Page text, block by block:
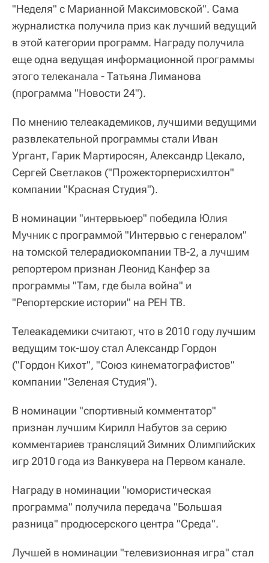
"Неделя" с Марианной Максимовской". Сама
журналистка получила приз как лучший ведущий
в этой категории программ. Награду получила
еще одна ведущая информационной программы
этого телеканала - Татьяна Лиманова
(программа "Новости 24").
По мнению телеакадемиков, лучшими ведущими
развлекательной программы стали Иван
Ургант, Гарик Мартиросян, Александр Цекало,
Сергей Светлаков ("Прожекторперисхилтон"
компании "Красная Студия").
В номинации "интервьюер" победила Юлия
Мучник с программой "Интервью с генералом"
на томской телерадиокомпании ТВ-2, а лучшим
репортером признан Леонид Канфер за
программы "Там, где была война" и
"Репортерские истории" на РЕН ТВ.
Телеакадемики считают, что в 2010 году лучшим
ведущим ток-шоу стал Александр Гордон
("Гордон Кихот", "Союз кинематографистов"
компании "Зеленая Студия").
В номинации "спортивный комментатор"
признан лучшим Кирилл Набутов за серию
комментариев трансляций Зимних Олимпийских
игр 2010 года из Ванкувера на Первом канале.
Награду в номинации "юмористическая
программа" получила передача "Большая
разница" продюсерского центра "Среда".
Лучшей в номинации "телевизионная игра" стал